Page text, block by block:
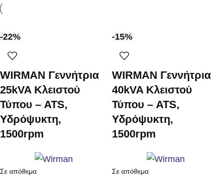
-22%
WIRMAN Γεννήτρια
25kVA Κλειστού
Τύπου – ATS,
Υδρόψυκτη,
1500rpm
Σε απόθεμα
-15%
WIRMAN Γεννήτρια
40kVA Κλειστού
Τύπου – ATS,
Υδρόψυκτη,
1500rpm
Σε απόθεμα